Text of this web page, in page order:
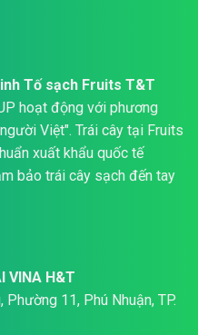
Tố sạch Fruits T&T
hoạt động với phương
Việt". Trái cây tại Fruits
xuất khẩu quốc tế
bảo trái cây sạch đến tay
VINA H&T
Phường 11, Phú Nhuận, TP.